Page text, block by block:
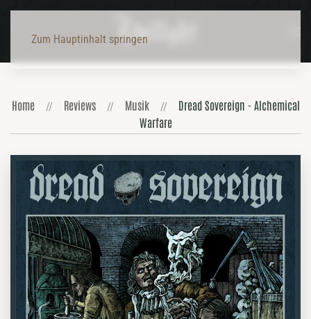
Zum Hauptinhalt springen
Home Reviews Musik
Dread Sovereign - Alchemical
Warfare